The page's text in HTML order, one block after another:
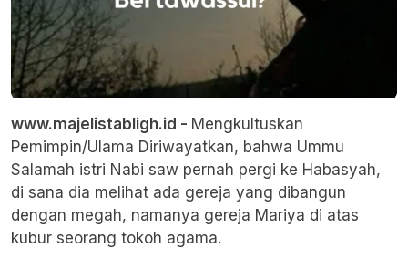
www.majelistabligh.id - Mengkultuskan
Pemimpin/Ulama Diriwayatkan, bahwa Ummu
Salamah istri Nabi saw pernah pergi ke Habasyah,
di sana dia melihat ada gereja yang dibangun
dengan megah, namanya gereja Mariya di atas
kubur seorang tokoh agama.